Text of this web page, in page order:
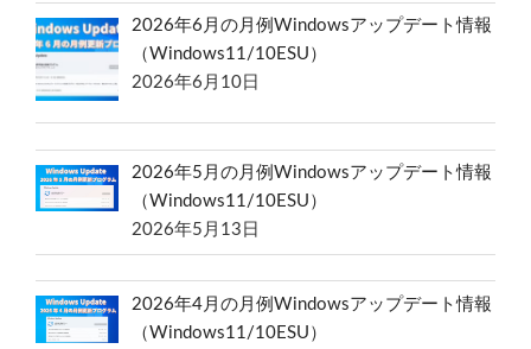
2026年6月の月例Windowsアップデート情報
（Windows11/10ESU）
2026年6月10日
2026年5月の月例Windowsアップデート情報
（Windows11/10ESU）
2026年5月13日
2026年4月の月例Windowsアップデート情報
（Windows11/10ESU）